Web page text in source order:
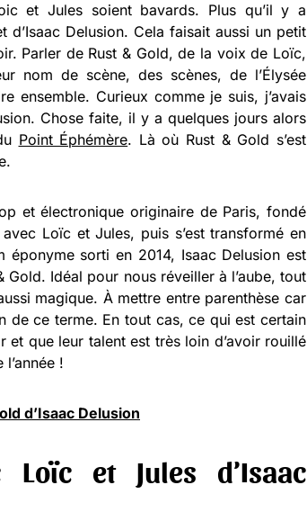
et Jules soient bavards. Plus qu’il y a
Delusion. Cela faisait aussi un petit
Parler de Rust & Gold, de la voix de Loïc,
nom de scène, des scènes, de l’Élysée
ensemble. Curieux comme je suis, j’avais
Chose faite, il y a quelques jours alors
Point Éphémère. Là où Rust & Gold s’est
et électronique originaire de Paris, fondé
Loïc et Jules, puis s’est transformé en
sorti en 2014, Isaac Delusion est
Idéal pour nous réveiller à l’aube, tout
magique. À mettre entre parenthèse car
de ce terme. En tout cas, ce qui est certain
et que leur talent est très loin d’avoir rouillé
!
d’Isaac Delusion
et Jules d’Isaac